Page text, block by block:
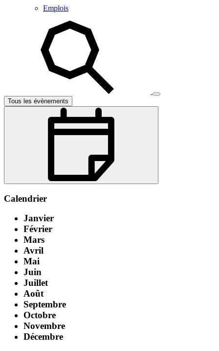
Emplois
Tous les évènements
Calendrier
Janvier
Février
Mars
Avril
Mai
Juin
Juillet
Août
Septembre
Octobre
Novembre
Décembre